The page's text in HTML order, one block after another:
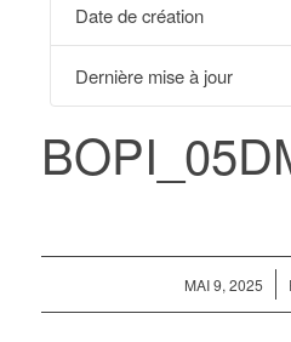
Date de création
Dernière mise à jour
MAI 9, 2025
/